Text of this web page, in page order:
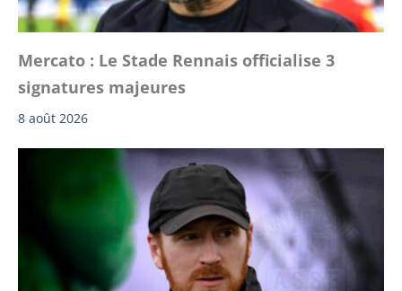
Mercato : Le Stade Rennais officialise 3
signatures majeures
8 août 2026